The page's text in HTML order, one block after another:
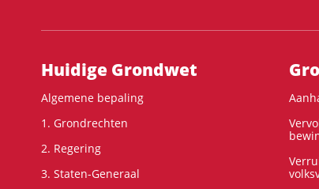
Hoofdnavigatie
Huidige Grondwet
Algemene bepaling
1. Grondrechten
2. Regering
3. Staten-Generaal